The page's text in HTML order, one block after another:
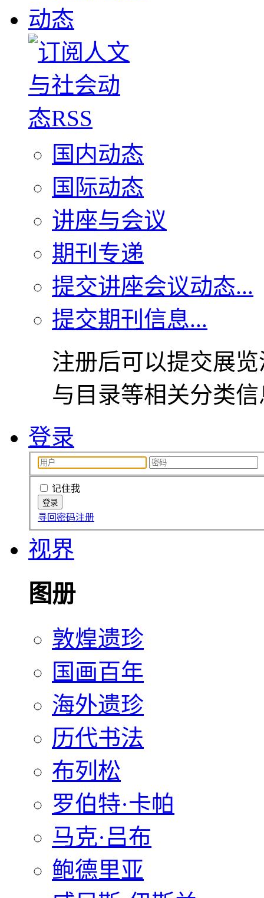
动态
国内动态
国际动态
讲座与会议
期刊专递
提交讲座会议动态...
提交期刊信息...
注册后可以提交展
与目录等相关分类
登录
记住我
寻回密码注册
视界
图册
敦煌遗珍
国画百年
海外遗珍
历代书法
布列松
罗伯特·卡帕
马克·吕布
鲍德里亚